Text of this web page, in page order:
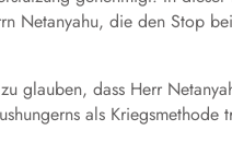
Netanyahu, die den Stop
glauben, dass Herr
als Kriegsmethode